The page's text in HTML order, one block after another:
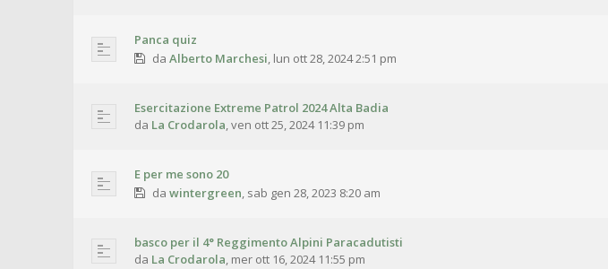
Panca quiz
da Alberto Marchesi, lun ott 28, 2024 2:51 pm
Esercitazione Extreme Patrol 2024 Alta Badia
da La Crodarola,ven ott 25, 2024 11:39 pm
E per me sono 20
da wintergreen, sab gen 28, 2023 8:20 am
basco per il 4° Reggimento Alpini Paracadutisti
da La Crodarola, mer ott 16, 2024 11:55 pm